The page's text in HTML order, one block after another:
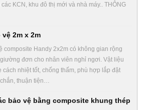
các KCN, khu đô thị mới và nhà máy.. THÔNG
vệ 2m x 2m
composite Handy 2x2m có không gian rộng
đơn cho nhân viên nghỉ ngơi. Vật liệu
cách nhiệt tốt, chống thấm, phù hợp lắp đặt
thuận tiện…
bảo vệ bằng composite khung thép